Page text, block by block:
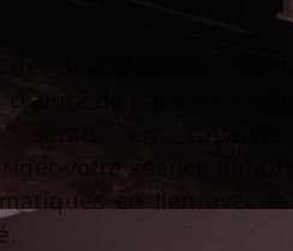
des appréhensions sur
de paraître «
serais en
votre séance photo
en lien avec le